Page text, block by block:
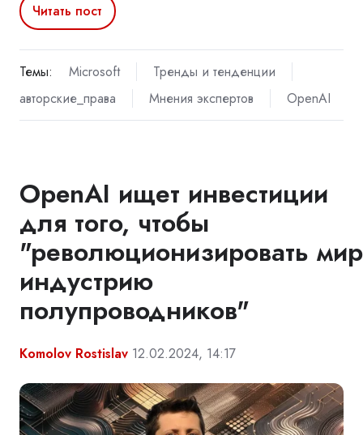
Читать пост
Темы: Microsoft
Тренды и тенденции
авторские_права
Мнения экспертов OpenAI
OpenAI ищет инвестиции
для того, чтобы
"революционизировать
индустрию
полупроводников"
Komolov Rostislav 12.02.2024, 14:17